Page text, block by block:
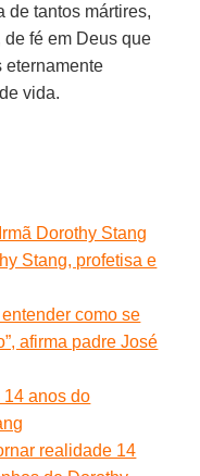
de tantos mártires,
fé em Deus que
eternamente
vida.
Dorothy Stang
Stang, profetisa e
como se
afirma padre José
anos do
realidade 14